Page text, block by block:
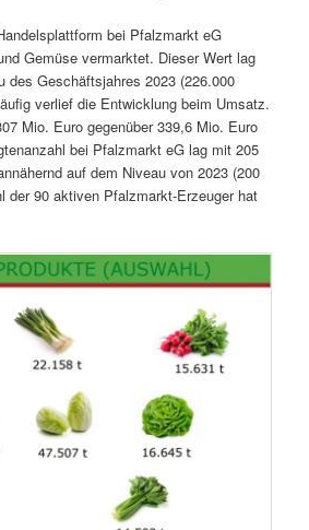
bei Pfalzmarkt eG
Gemüse vermarktet. Dieser Wert lag
des Geschäftsjahres 2023 (226.000
verlief die Entwicklung beim Umsatz.
Mio. Euro gegenüber 339,6 Mio. Euro
bei Pfalzmarkt eG lag mit 205
auf dem Niveau von 2023 (200
der 90 aktiven Pfalzmarkt-Erzeuger hat